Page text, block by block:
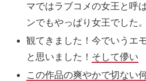
マではラブコメの女王と呼
ンでもやっぱり女王でした。
観てきました！今でいうエ
と思いました！ そして儚い
この作品の爽やかで切ない